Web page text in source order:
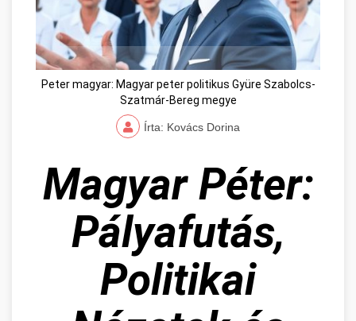
Peter magyar: Magyar peter politikus Gyüre Szabolcs-
Szatmár-Bereg megye
Írta: Kovács Dorina
Magyar Péter:
Pályafutás,
Politikai